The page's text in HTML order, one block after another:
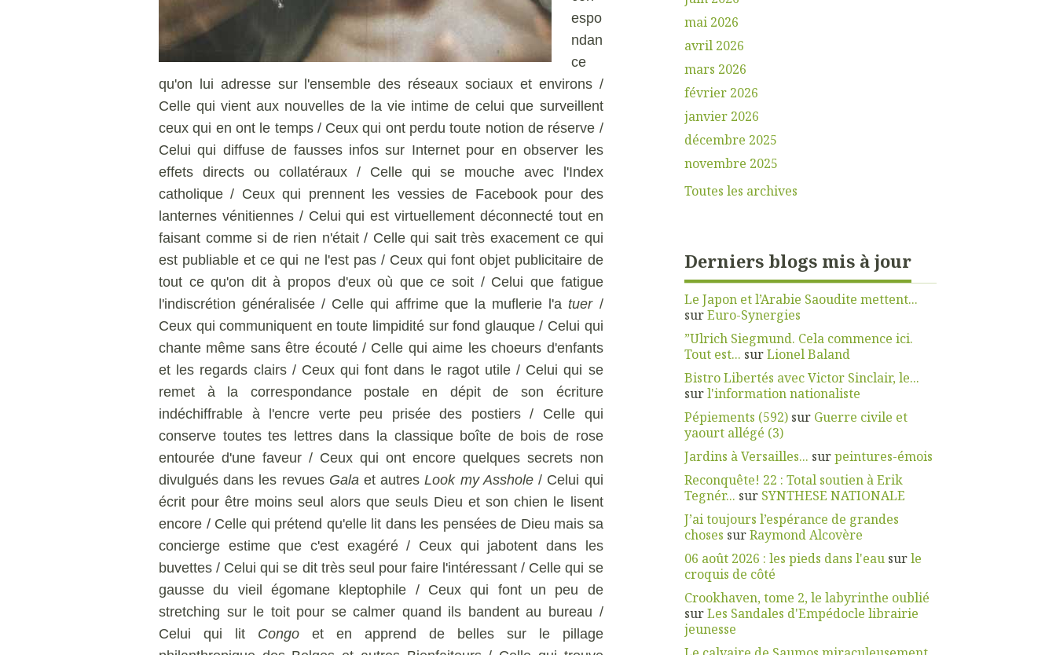
espo
ndan
ce
qu'on lui adresse sur l'ensemble des réseaux sociaux et environs /
Celle qui vient aux nouvelles de la vie intime de celui que surveillent
ceux qui en ont le temps / Ceux qui ont perdu toute notion de réserve /
Celui qui diffuse de fausses infos sur Internet pour en observer les
effets directs ou collatéraux / Celle qui se mouche avec l'Index
catholique / Ceux qui prennent les vessies de Facebook pour des
lanternes vénitiennes / Celui qui est virtuellement déconnecté tout en
faisant comme si de rien n'était / Celle qui sait très exacement ce qui
est publiable et ce qui ne l'est pas / Ceux qui font objet publicitaire de
tout ce qu'on dit à propos d'eux où que ce soit / Celui que fatigue
l'indiscrétion généralisée / Celle qui affrime que la muflerie l'atuer/
Ceux qui communiquent en toute limpidité sur fond glauque / Celui qui
chante même sans être écouté / Celle qui aime les choeurs d'enfants
et les regards clairs / Ceux qui font dans le ragot utile / Celui qui se
remet à la correspondance postale en dépit de son écriture
indéchiffrable à l'encre verte peu prisée des postiers / Celle qui
conserve toutes tes lettres dans la classique boîte de bois de rose
entourée d'une faveur / Ceux qui ont encore quelques secrets non
divulgués dans les revues Gala et autresLook my Asshole/ Celui qui
écrit pour être moins seul alors que seuls Dieu et son chien le lisent
encore / Celle qui prétend qu'elle lit dans les pensées de Dieu mais sa
concierge estime que c'est exagéré / Ceux qui jabotent dans les
buvettes / Celui qui se dit très seul pour faire l'intéressant / Celle qui se
gausse du vieil égomane kleptophile / Ceux qui font un peu de
stretching sur le toit pour se calmer quand ils bandent au bureau /
Celui qui lit Congoet en apprend de belles sur le pillage
mai 2026
avril 2026
mars 2026
février 2026
janvier 2026
décembre 2025
novembre 2025
Toutes les archives
Derniers blogs mis à jour
Le Japon et l’Arabie Saoudite mettent...
surEuro-Synergies
”Ulrich Siegmund. Cela commence ici.
Tout est... surLionel Baland
Bistro Libertés avec Victor Sinclair, le...
surl'information nationaliste
Pépiements (592)sur Guerre civile et
yaourt allégé (3)
Jardins à Versailles... surpeintures-émois
Reconquête! 22 : Total soutien à Erik
Tegnér... sur SYNTHESE NATIONALE
J’ai toujours l’espérance de grandes
choses surRaymond Alcovère
06 août 2026 : les pieds dans l'eausurle
croquis de côté
Crookhaven, tome 2, le labyrinthe oublié
surLes Sandales d'Empédocle librairie
jeunesse